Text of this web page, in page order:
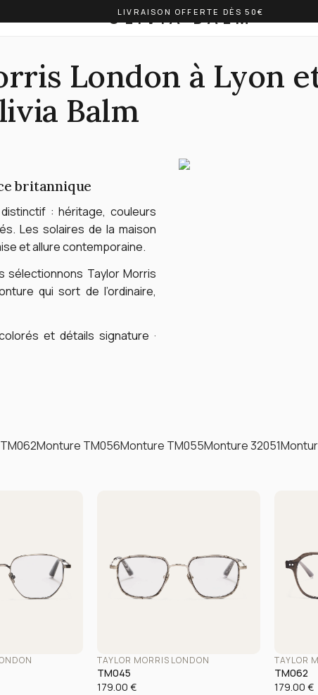
LIVRAISON OFFERTE DÈS 50€
OLIVIA BALM
London à Lyon
Balm
britannique
: héritage, couleurs
Les solaires de la maison
et allure contemporaine.
sélectionnons Taylor Morris
qui sort de l’ordinaire,
et détails signature ·
Monture TM056Monture TM055Monture 32051
TAYLOR MORRIS LONDON
TM045
179.00 €
TAYLOR
TM062
179.00 €